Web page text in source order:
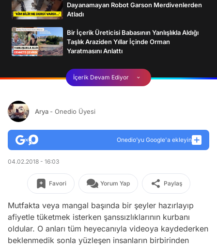
Dayanamayan Robot Garson Merdivenlerden
Atladı
Bir İçerik Üreticisi Babasının Yanlışlıkla Aldığı
Taşlık Araziden Yıllar İçinde Orman
Yaratmasını Anlattı
İçerik Devam Ediyor
Arya - Onedio Üyesi
Onedio’yu Google'a ekleyin
04.02.2018 - 16:03
Favori Yorum Yap Paylaş
Mutfakta veya mangal başında bir şeyler hazırlayıp
afiyetle tüketmek isterken şanssızlıklarının kurbanı
oldular. O anları tüm heyecanıyla videoya kaydederken
beklenmedik sonla yüzleşen insanların birbirinden